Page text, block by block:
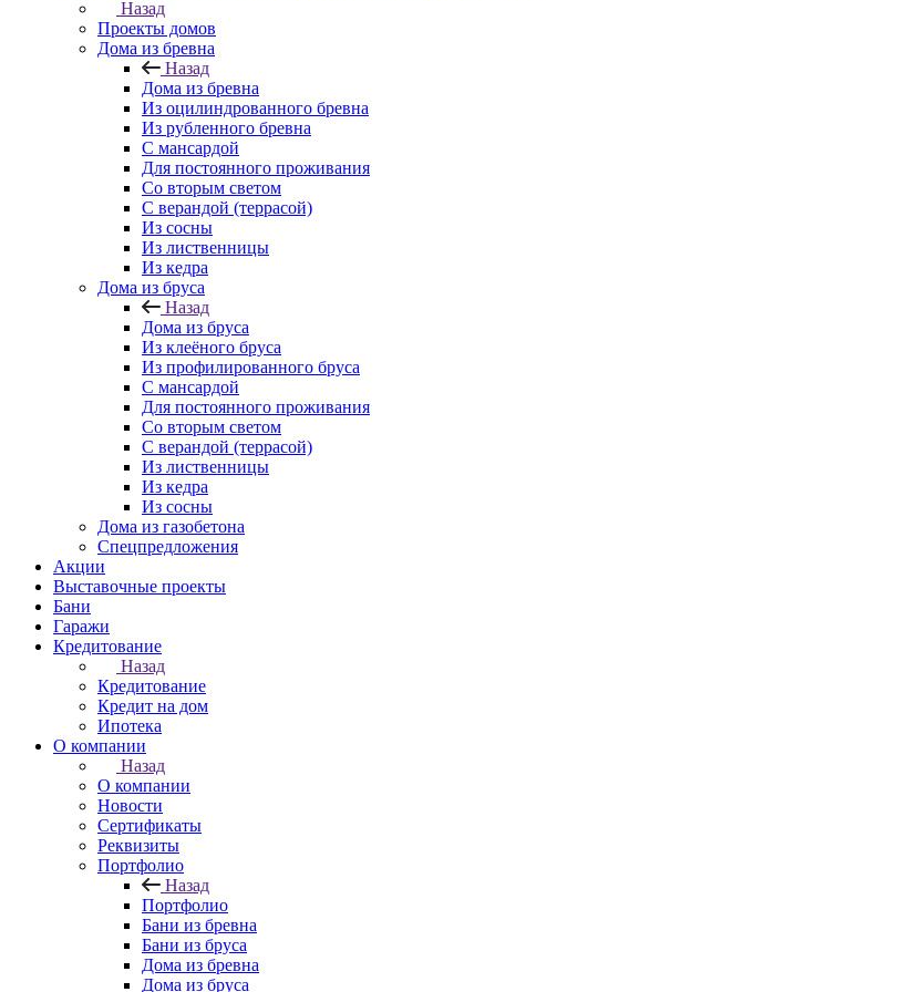
Назад
Проекты домов
Дома из бревна
Назад
Дома из бревна
Из оцилиндрованного бревна
Из рубленного бревна
С мансардой
Для постоянного проживания
Со вторым светом
С верандой (террасой)
Из сосны
Из лиственницы
Из кедра
Дома из бруса
Назад
Дома из бруса
Из клеёного бруса
Из профилированного бруса
С мансардой
Для постоянного проживания
Со вторым светом
С верандой (террасой)
Из лиственницы
Из кедра
Из сосны
Дома из газобетона
Спецпредложения
Акции
Выставочные проекты
Бани
Гаражи
Кредитование
Назад
Кредитование
Кредит на дом
Ипотека
О компании
Назад
О компании
Новости
Сертификаты
Реквизиты
Портфолио
Назад
Портфолио
Бани из бревна
Бани из бруса
Дома из бревна
Дома из бруса